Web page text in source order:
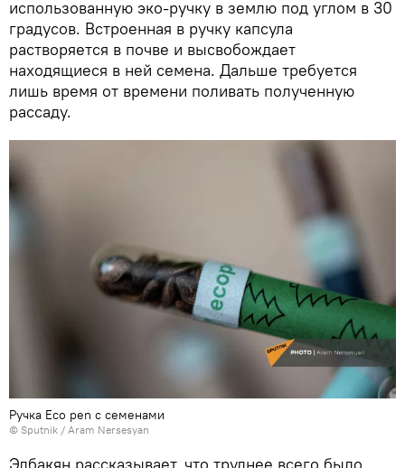
использованную эко-ручку в землю под углом в 30
градусов. Встроенная в ручку капсула
растворяется в почве и высвобождает
находящиеся в ней семена. Дальше требуется
лишь время от времени поливать полученную
рассаду.
Ручка Eco pen с семенами
© Sputnik / Aram Nersesyan
Элбакян рассказывает, что труднее всего было